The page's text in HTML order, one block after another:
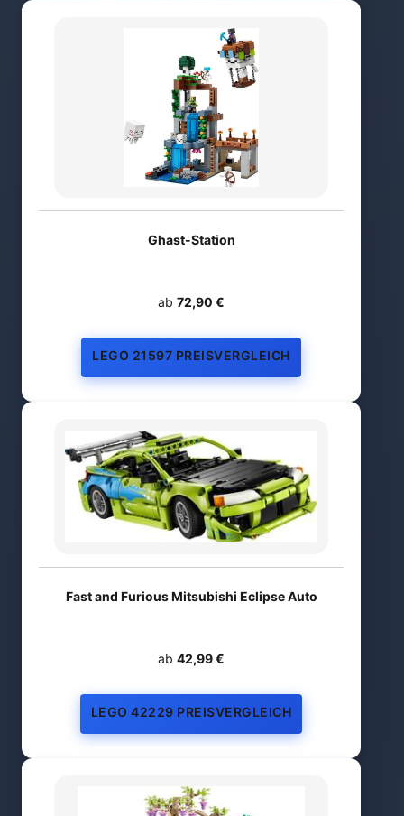
Ghast-Station
ab 72,90 €
LEGO 21597 PREISVERGLEICH
Fast and Furious Mitsubishi Eclipse Auto
ab 42,99 €
LEGO 42229 PREISVERGLEICH